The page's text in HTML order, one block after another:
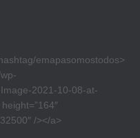
emapasomostodos>
2021-10-08-at-
/></a>